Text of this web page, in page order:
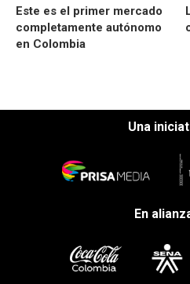
Este es el primer mercado
completamente autónomo
en Colombia
Una
En